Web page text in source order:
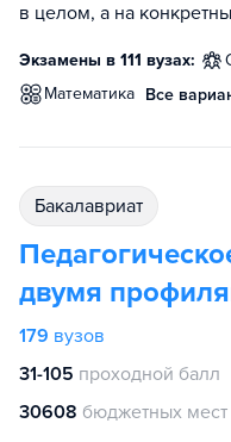
в целом, а на
Экзамены в 111 вузах:
математика Все
бакалавриат
двумя
179 вузов
31-105 проходной балл
30608 бюджетных мест